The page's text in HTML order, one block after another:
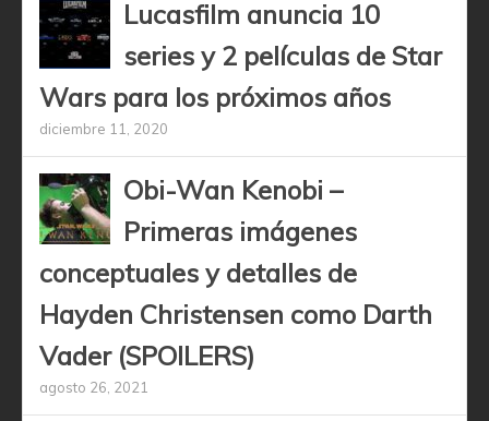
Lucasfilm anuncia 10
series y 2 películas de Star
Wars para los próximos años
diciembre 11, 2020
Obi-Wan Kenobi –
Primeras imágenes
conceptuales y detalles de
Hayden Christensen como Darth
Vader (SPOILERS)
agosto 26, 2021